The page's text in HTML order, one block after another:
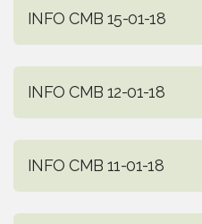
INFO CMB 15-01-18
INFO CMB 12-01-18
INFO CMB 11-01-18